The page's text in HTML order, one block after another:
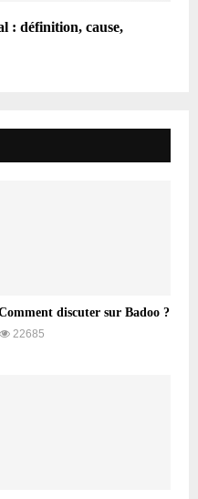
: définition, cause,
discuter sur Badoo ?
22685